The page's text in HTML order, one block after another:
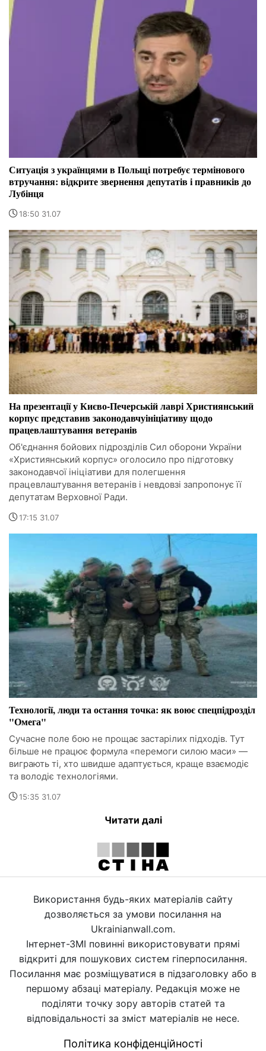
Ситуація з українцями в Польщі потребує термінового
втручання: відкрите звернення депутатів і правників до
Лубінця
18:50 31.07
На презентації у Києво-Печерській лаврі Християнський
корпус представив законодавчуініціативу щодо
працевлаштування ветеранів
Об'єднання бойових підрозділів Сил оборони України
«Християнський корпус» оголосило про підготовку
законодавчої ініціативи для полегшення
працевлаштування ветеранів і невдовзі запропонує її
депутатам Верховної Ради.
17:15 31.07
Технології, люди та остання точка: як воює спецпідрозділ
"Омега"
Сучасне поле бою не прощає застарілих підходів. Тут
більше не працює формула «перемоги силою маси» —
виграють ті, хто швидше адаптується, краще взаємодіє
та володіє технологіями.
15:35 31.07
Читати далі
Використання будь-яких матеріалів сайту
дозволяється за умови посилання на
Ukrainianwall.com.
Інтернет-ЗМІ повинні використовувати прямі
відкриті для пошукових систем гіперпосилання.
Посилання має розміщуватися в підзаголовку або в
першому абзаці матеріалу. Редакція може не
поділяти точку зору авторів статей та
відповідальності за зміст матеріалів не несе.
Політика конфіденційності